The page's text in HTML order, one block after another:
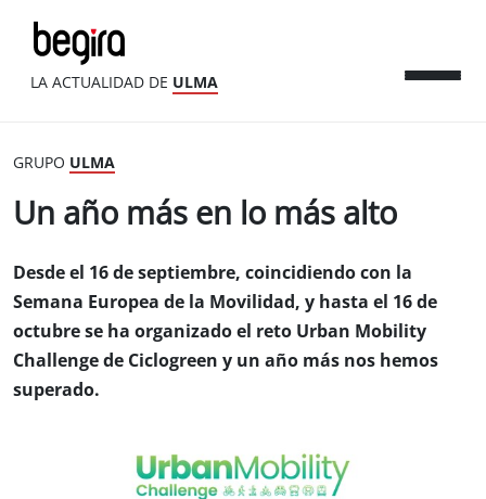
LA ACTUALIDAD DE ULMA
GRUPO ULMA
Un año más en lo más alto
Desde el 16 de septiembre, coincidiendo con la
Semana Europea de la Movilidad, y hasta el 16 de
octubre se ha organizado el reto Urban Mobility
Challenge de Ciclogreen y un año más nos hemos
superado.